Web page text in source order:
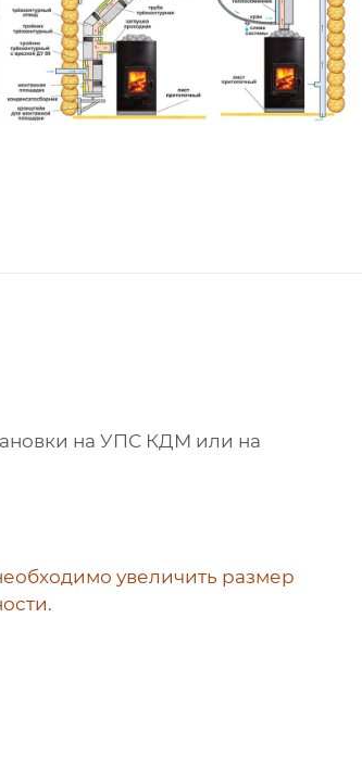
на УПС КДМ или на
увеличить размер